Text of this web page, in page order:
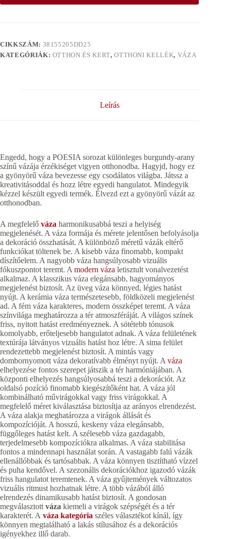
CIKKSZÁM: 38155205DD25
KATEGÓRIÁK: OTTHON ÉS KERT,OTTHONI KELLÉK, VÁZA
Leírás
Engedd, hogy a POESIA sorozat különleges burgundy-arany
színű vázája érzékiséget vigyen otthonodba. Hagyjd, hogy ez
a gyönyörű váza bevezesse egy csodálatos világba. Játssz a
kreativitásoddal és hozz létre egyedi hangulatot. Mindegyik
kézzel készült egyedi termék. Élvezd ezt a gyönyörű vázát az
otthonodban.
A megfelelő váza harmonikusabbá teszi a helyiség
megjelenését. A váza formája és mérete jelentősen befolyásolja
a dekoráció összhatását. A különböző méretű vázák eltérő
funkciókat töltenek be. A kisebb váza finomabb, kompakt
díszítőelem. A nagyobb váza hangsúlyosabb vizuális
fókuszpontot teremt. Amodern váza letisztult vonalvezetést
alkalmaz. A klasszikus váza elegánsabb, hagyományos
megjelenést biztosít. Az üveg váza könnyed, légies hatást
nyújt. A kerámia váza természetesebb, földközeli megjelenést
ad. A fém váza karakteres, modern összképet teremt. A váza
színvilága meghatározza a tér atmoszféráját. A világos színek
friss, nyitott hatást eredményeznek. A sötétebb tónusok
komolyabb, erőteljesebb hangulatot adnak. A váza felületének
textúrája látványos vizuális hatást hoz létre. A sima felület
rendezettebb megjelenést biztosít. A mintás vagy
dombornyomott váza dekoratívabb élményt nyújt. Aváza
elhelyezése fontos szerepet játszik a tér harmóniájában. A
központi elhelyezés hangsúlyosabbá teszi a dekorációt. Az
oldalsó pozíció finomabb kiegészítőként hat. A váza jól
kombinálható művirágokkal vagy friss virágokkal. A
megfelelő méret kiválasztása biztosítja az arányos elrendezést.
A váza alakja meghatározza a virágok állását és
kompozícióját. A hosszú, keskeny váza elegánsabb,
függőleges hatást kelt. A szélesebb váza gazdagabb,
terjedelmesebb kompozíciókra alkalmas. A váza stabilitása
fontos a mindennapi használat során. A vastagabb falú vázák
ellenállóbbak és tartósabbak. A váza könnyen tisztítható vízzel
és puha kendővel. A szezonális dekorációkhoz igazodó vázák
friss hangulatot teremtenek. A váza gyűjtemények változatos
vizuális ritmust hozhatnak létre. A több vázából álló
elrendezés dinamikusabb hatást biztosít. A gondosan
megválasztottváza kiemeli a virágok szépségét és a tér
karakterét. A váza kategória széles választékot kínál, így
könnyen megtalálható a lakás stílusához és a dekorációs
igényekhez illő darab.